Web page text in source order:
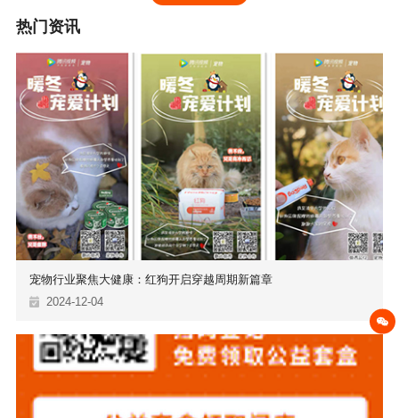
热门资讯
宠物行业聚焦大健康：红狗开启穿越周期新篇章
2024-12-04